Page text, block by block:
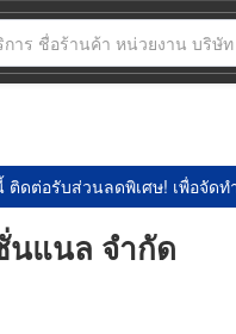
ดต่อรับส่วนลดพิเศษ! เพื่อจัดท
นแนล จำกัด